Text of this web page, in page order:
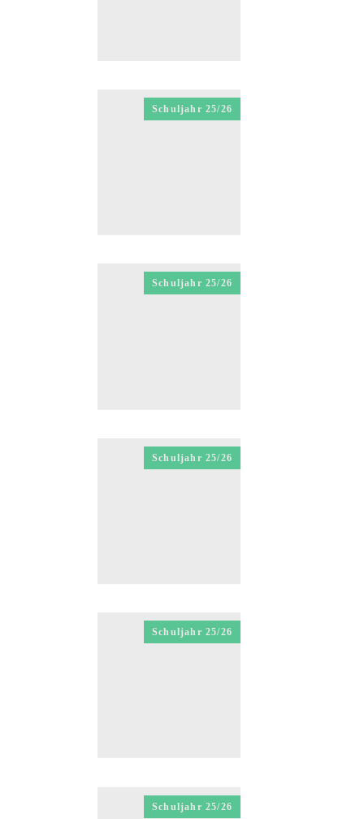
Schuljahr 25/26
Schuljahr 25/26
Schuljahr 25/26
Schuljahr 25/26
Schuljahr 25/26